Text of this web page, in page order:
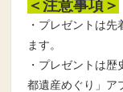
＜注意事項＞
・プレゼントは
ます。
・プレゼントは
都遺産めぐり」ア